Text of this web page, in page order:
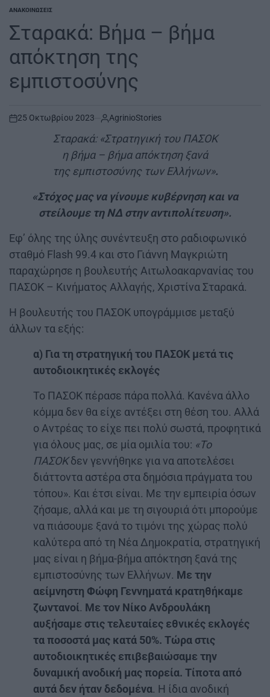
POSTED
ΑΝΑΚΟΙΝΏΣΕΙΣ
Σταρακά: Βήμα – βήμα
απόκτηση της
εμπιστοσύνης
on
25 Οκτωβρίου 2023 AgrinioStories
Σταρακά: «Στρατηγική του ΠΑΣΟΚ
η βήμα – βήμα απόκτηση ξανά
της εμπιστοσύνης των Ελλήνων».
«Στόχος μας να γίνουμε κυβέρνηση και να
στείλουμε τη ΝΔ στην αντιπολίτευση».
Εφ’ όλης της ύλης συνέντευξη στο ραδιοφωνικό
σταθμό Flash 99.4 και στο Γιάννη Μαγκριώτη
παραχώρησε η βουλευτής Αιτωλοακαρνανίας του
ΠΑΣΟΚ – Κινήματος Αλλαγής, Χριστίνα Σταρακά.
Η βουλευτής του ΠΑΣΟΚ υπογράμμισε μεταξύ
άλλων τα εξής:
α) Για τη στρατηγική του ΠΑΣΟΚ μετά τις
αυτοδιοικητικές εκλογές
Το ΠΑΣΟΚ πέρασε πάρα πολλά. Κανένα άλλο
κόμμα δεν θα είχε αντέξει στη θέση του. Αλλά
ο Αντρέας το είχε πει πολύ σωστά, προφητικά
για όλους μας, σε μία ομιλία του: «Το
ΠΑΣΟΚδεν γεννήθηκε για να αποτελέσει
διάττοντα αστέρα στα δημόσια πράγματα του
τόπου». Και έτσι είναι. Με την εμπειρία όσων
ζήσαμε, αλλά και με τη σιγουριά ότι μπορούμε
να πιάσουμε ξανά το τιμόνι της χώρας πολύ
καλύτερα από τη Νέα Δημοκρατία, στρατηγική
μας είναι η βήμα-βήμα απόκτηση ξανά της
εμπιστοσύνης των Ελλήνων. Με την
αείμνηστη Φώφη Γεννηματά κρατηθήκαμε
ζωντανοί. Με τον Νίκο Ανδρουλάκη
αυξήσαμε στις τελευταίες εθνικές εκλογές
τα ποσοστά μας κατά 50%. Τώρα στις
αυτοδιοικητικές επιβεβαιώσαμε την
δυναμική ανοδική μας πορεία. Τίποτα από
αυτά δεν ήταν δεδομένα. Η ίδια ανοδική